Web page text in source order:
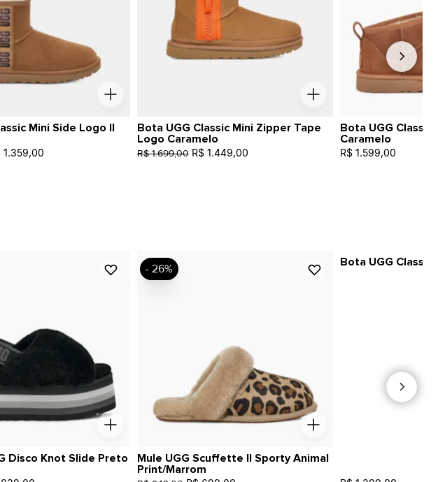
Mini Side Logo II
1.359,00
Bota UGG Classic Mini Zipper Tape
Logo Caramelo
R$ 1.699,00 R$ 1.449,00
Bota UGG Classic
Caramelo
R$ 1.599,00
Disco Knot Slide Preto
Mule UGG Scuffette II Sporty Animal
Print/Marrom
- 26% Bota UGG Classic